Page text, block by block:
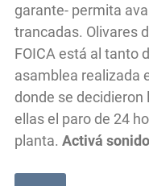
garante- permita
trancadas. Olivares
FOICA está al tanto
asamblea realizada
donde se decidieron
ellas el paro de 24
planta. Activá